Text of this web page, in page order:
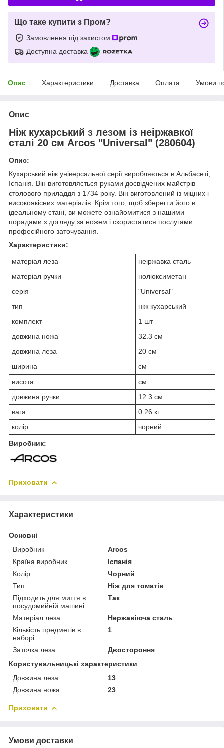
Що таке купити з Пром?
Замовлення під захистом
Доступна доставка
Опис Характеристики Доставка Оплата Умови
Опис
Ніж кухарський з лезом із неіржавкої
сталі 20 см Arcos "Universal" (280604)
Опис:
Кухарський ніж універсальної серії виробляється в Альбасеті,
Іспанія. Він виготовляється руками досвідчених майстрів
столового приладдя з 1734 року. Він виготовлений із міцних і
високоякісних матеріалів. Крім того, щоб зберегти його в
ідеальному стані, ви можете ознайомитися з нашими
порадами з догляду за ножем і скористатися послугами
професійного заточування.
Характеристики:
матеріал леза
неіржавка сталь
матеріал ручки
ноліоксиметан
серія
"Universal"
тип
ніж кухарський
комплект
1 шт
довжина ножа
32.3 см
довжина леза
20 см
ширина
см
висота
см
довжина ручки
12.3 см
вага
0.26 кг
колір
чорний
Виробник:
Приховати
Характеристики
Основні
Виробник
Arcos
Країна виробник
Іспанія
Колір
Чорний
Тип
Ніж для томатів
Підходить для миття в
посудомийній машині
Так
Матеріал леза
Нержавіюча сталь
Кількість предметів в
наборі
1
Заточка леза
Двостороння
Користувальницькі характеристики
Довжина леза
13
Довжина ножа
23
Приховати
Умови доставки